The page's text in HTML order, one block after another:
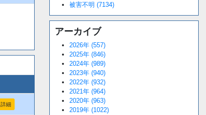
詳細
被害不明 (7134)
アーカイブ
2026年 (557)
2025年 (846)
2024年 (989)
2023年 (940)
2022年 (932)
2021年 (964)
2020年 (963)
2019年 (1022)